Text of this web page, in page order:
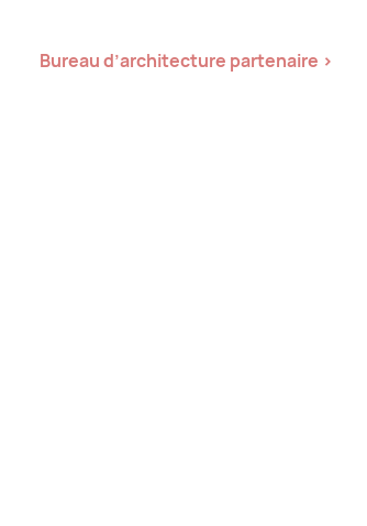
Bureau d’architecture partenaire >